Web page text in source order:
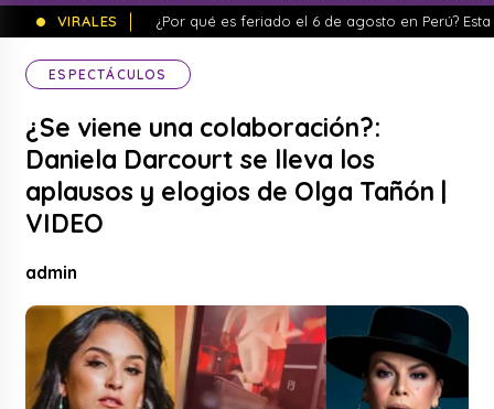
VIRALES
¿Por qué es feriado el 6 de agosto en Perú?
ESPECTÁCULOS
¿Se viene una colaboración?:
Daniela Darcourt se lleva los
aplausos y elogios de Olga Tañón |
VIDEO
admin